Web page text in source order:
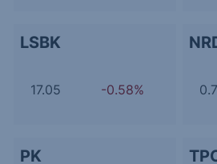
LSBK
17.05 -0.58%
PK